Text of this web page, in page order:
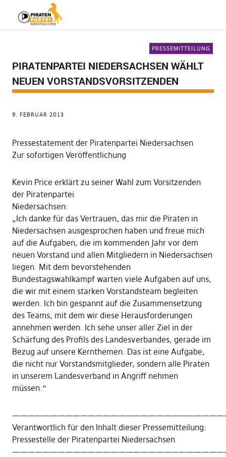
PRESSEMITTEILUNG
PIRATENPARTEI NIEDERSACHSEN WÄHLT
NEUEN VORSTANDSVORSITZENDEN
9. FEBRUAR 2013
Pressestatement der Piratenpartei Niedersachsen
Zur sofortigen Veröffentlichung
Kevin Price erklärt zu seiner Wahl zum Vorsitzenden
der Piratenpartei
Niedersachsen:
„Ich danke für das Vertrauen, das mir die Piraten in
Niedersachsen ausgesprochen haben und freue mich
auf die Aufgaben, die im kommenden Jahr vor dem
neuen Vorstand und allen Mitgliedern in Niedersachsen
liegen. Mit dem bevorstehenden
Bundestagswahlkampf warten viele Aufgaben auf uns,
die wir mit einem starken Vorstandsteam begleiten
werden. Ich bin gespannt auf die Zusammensetzung
des Teams, mit dem wir diese Herausforderungen
annehmen werden. Ich sehe unser aller Ziel in der
Schärfung des Profils des Landesverbandes, gerade im
Bezug auf unsere Kernthemen. Das ist eine Aufgabe,
die nicht nur Vorstandsmitglieder, sondern alle Piraten
in unserem Landesverband in Angriff nehmen
müssen.“
Verantwortlich für den Inhalt dieser Pressemitteilung:
Pressestelle der Piratenpartei Niedersachsen